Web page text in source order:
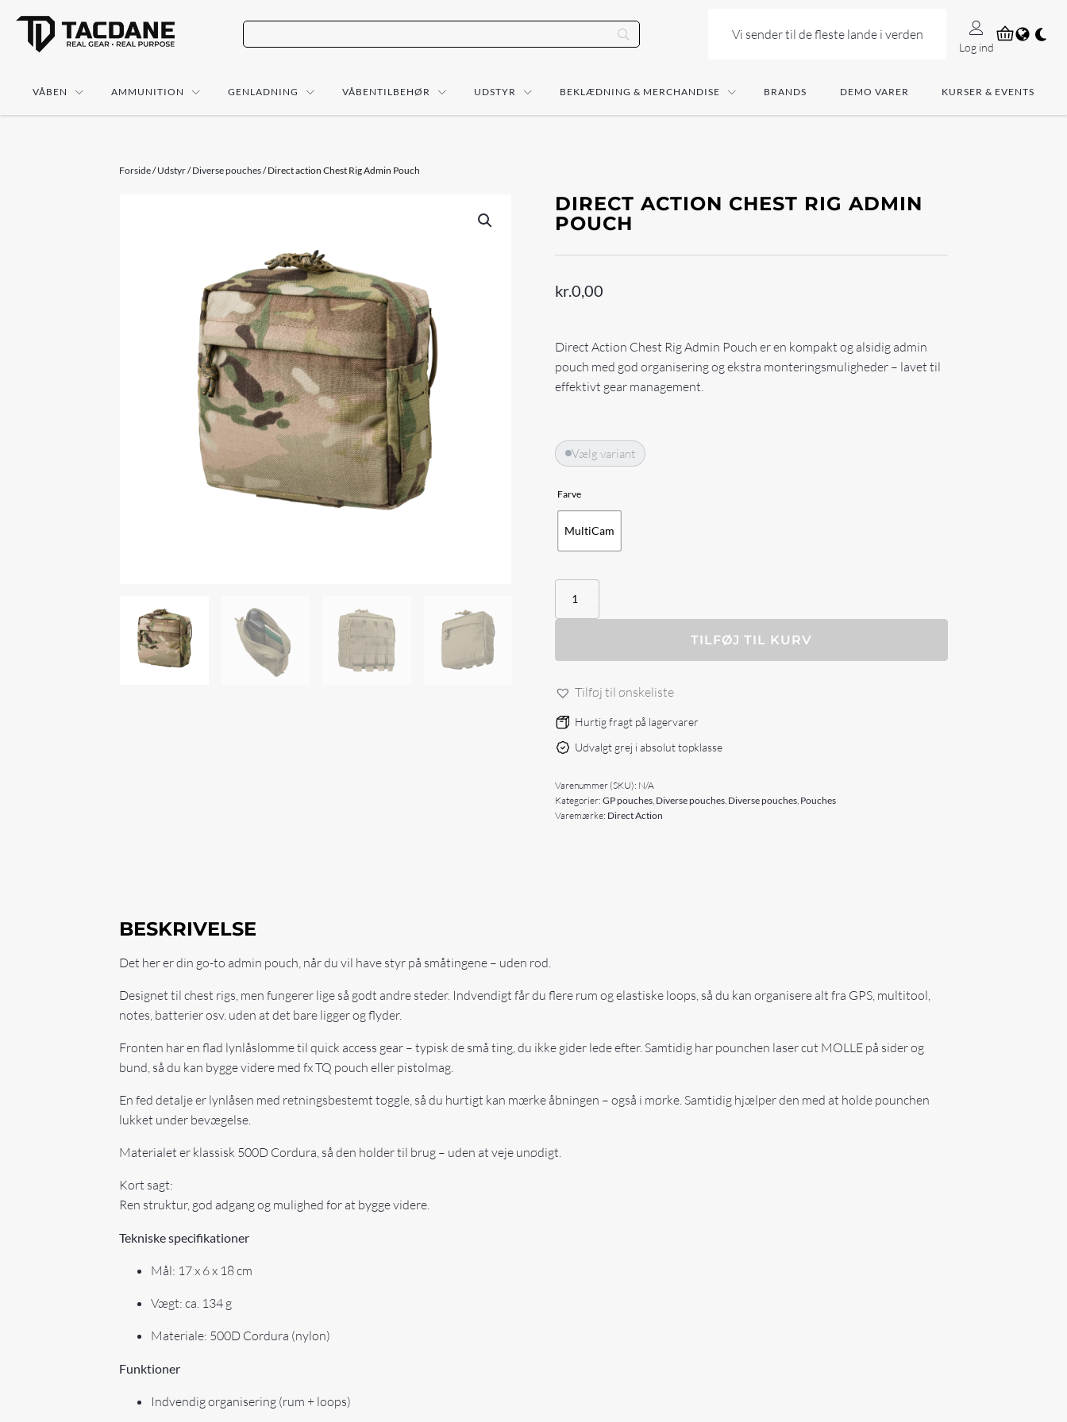
Vi sender til de fleste lande i verden
Log ind
VÅBEN AMMUNITION GENLADNING VÅBENTILBEHØR UDSTYR BEKLÆDNING & MERCHANDISE BRANDS DEMO VARER KURSER & EVENTS
Forside/Udstyr/Diverse pouches/ Direct action Chest Rig Admin Pouch
DIRECT ACTION CHEST RIG ADMIN
POUCH
kr.0,00
Direct Action Chest Rig Admin Pouch er en kompakt og alsidig admin
pouch med god organisering og ekstra monteringsmuligheder – lavet til
effektivt gear management.
Vælg variant
Farve
MultiCam
Direct
Chest
TILFØJ TIL KURV
Tilføj til ønskeliste
Hurtig fragt på lagervarer
Udvalgt grej i absolut topklasse
Varenummer (SKU): N/A
Kategorier:GP pouches, Diverse pouches, Diverse pouches, Pouches
Varemærke: Direct Action
BESKRIVELSE
Det her er din go-to admin pouch, når du vil have styr på småtingene – uden rod.
Designet til chest rigs, men fungerer lige så godt andre steder. Indvendigt får du flere rum og elastiske loops, så du kan organisere alt fra GPS, multitool,
notes, batterier osv. uden at det bare ligger og flyder.
Fronten har en flad lynlåslomme til quick access gear – typisk de små ting, du ikke gider lede efter. Samtidig har pounchen laser cut MOLLE på sider og
bund, så du kan bygge videre med fx TQ pouch eller pistolmag.
En fed detalje er lynlåsen med retningsbestemt toggle, så du hurtigt kan mærke åbningen – også i mørke. Samtidig hjælper den med at holde pounchen
lukket under bevægelse.
Materialet er klassisk 500D Cordura, så den holder til brug – uden at veje unødigt.
Kort sagt:
Ren struktur, god adgang og mulighed for at bygge videre.
Tekniske specifikationer
Mål: 17 x 6 x 18 cm
Vægt: ca. 134 g
Materiale: 500D Cordura (nylon)
Funktioner
Indvendig organisering (rum + loops)